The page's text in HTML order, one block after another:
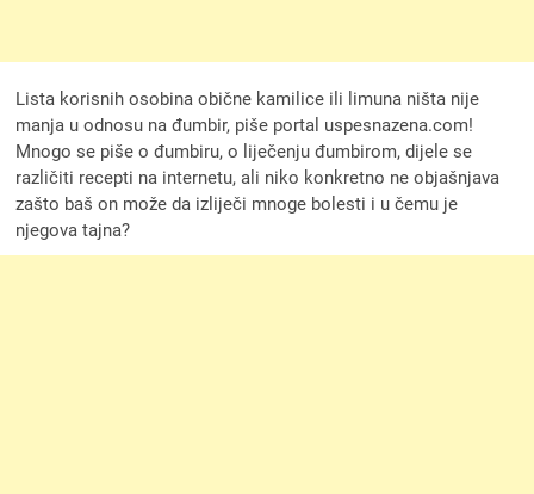
Lista korisnih osobina obične kamilice ili limuna ništa nije
manja u odnosu na đumbir, piše portal uspesnazena.com!
Mnogo se piše o đumbiru, o liječenju đumbirom, dijele se
različiti recepti na internetu, ali niko konkretno ne objašnjava
zašto baš on može da izliječi mnoge bolesti i u čemu je
njegova tajna?